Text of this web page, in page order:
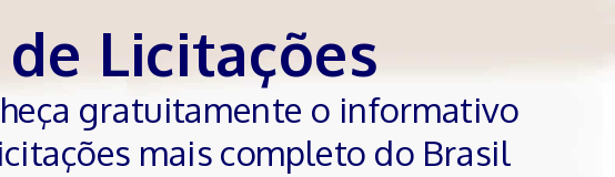
Licitações
gratuitamente o informativo
mais completo do Brasil